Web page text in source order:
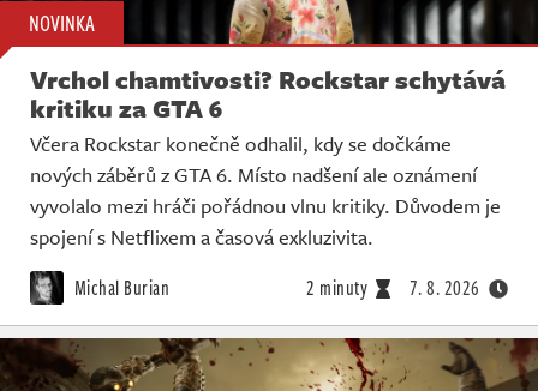
NOVINKA
Vrchol chamtivosti? Rockstar schytává
kritiku za GTA 6
Včera Rockstar konečně odhalil, kdy se dočkáme
nových záběrů z GTA 6. Místo nadšení ale oznámení
vyvolalo mezi hráči pořádnou vlnu kritiky. Důvodem je
spojení s Netflixem a časová exkluzivita.
Michal Burian 2 minuty 7. 8. 2026